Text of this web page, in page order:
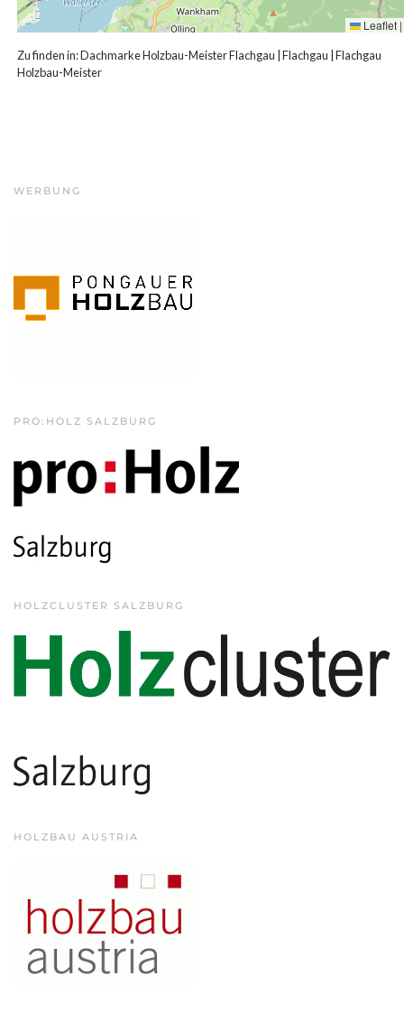
Leaflet |
Zu finden in:Dachmarke Holzbau-Meister Flachgau |Flachgau |Flachgau
Holzbau-Meister
WERBUNG
PRO:HOLZ SALZBURG
HOLZCLUSTER SALZBURG
HOLZBAU AUSTRIA